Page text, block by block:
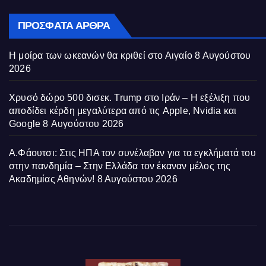
ΠΡΌΣΦΑΤΑ ΆΡΘΡΑ
Η μοίρα των ωκεανών θα κριθεί στο Αιγαίο 8 Αυγούστου
2026
Χρυσό δώρο 500 δισεκ. Trump στο Ιράν – Η εξέλιξη που
αποδίδει κέρδη μεγαλύτερα από τις Apple, Nvidia και
Google 8 Αυγούστου 2026
Α.Φάουτσι: Στις ΗΠΑ τον συνέλαβαν για τα εγκλήματά του
στην πανδημία – Στην Ελλάδα τον έκαναν μέλος της
Ακαδημίας Αθηνών! 8 Αυγούστου 2026